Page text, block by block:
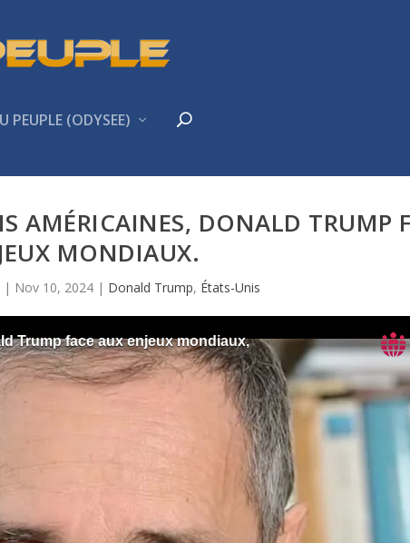
PEUPLE (ODYSEE)
AMÉRICAINES, DONALD TRUMP
MONDIAUX.
| Nov 10, 2024 | Donald Trump, États-Unis